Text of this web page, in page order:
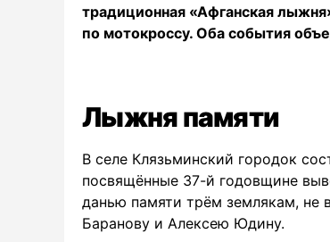
традиционная «Афганская
по мотокроссу. Оба события
Лыжня памяти
В селе Клязьминский городок
посвящённые 37-й годовщине
данью памяти трём землякам, не
Баранову и Алексею Юдину.